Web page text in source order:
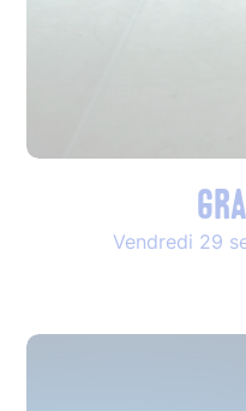
Vendredi 29